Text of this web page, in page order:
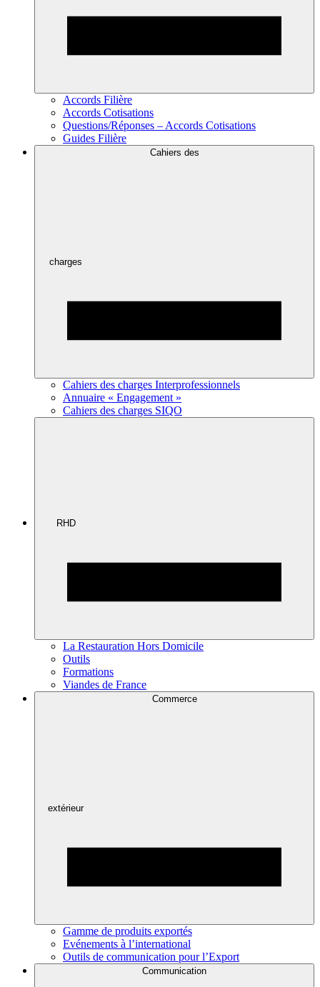
Accords Filière
Accords Cotisations
Questions/Réponses – Accords Cotisations
Guides Filière
Cahiers des
charges
Cahiers des charges Interprofessionnels
Annuaire « Engagement »
Cahiers des charges SIQO
RHD
La Restauration Hors Domicile
Outils
Formations
Viandes de France
Commerce
extérieur
Gamme de produits exportés
Evénements à l’international
Outils de communication pour l’Export
Communication